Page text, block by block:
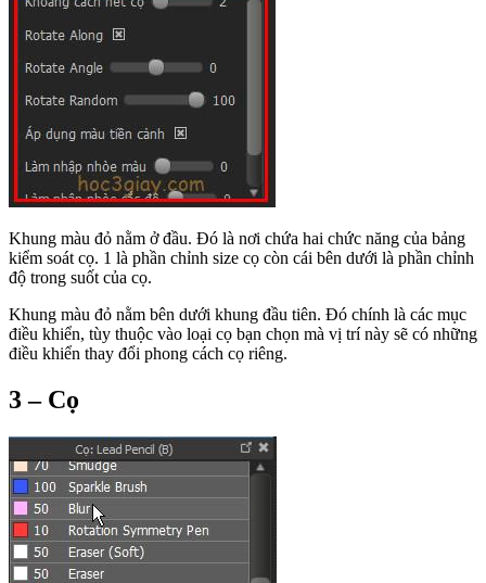
Khung màu đỏ nằm ở đầu. Đó là nơi chứa hai chức năng của bảng
kiểm soát cọ. 1 là phần chỉnh size cọ còn cái bên dưới là phần chỉnh
độ trong suốt của cọ.
Khung màu đỏ nằm bên dưới khung đầu tiên. Đó chính là các mục
điều khiển, tùy thuộc vào loại cọ bạn chọn mà vị trí này sẽ có những
điều khiển thay đổi phong cách cọ riêng.
3 – Cọ